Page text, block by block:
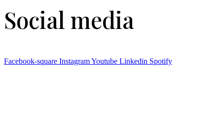
Social media
Facebook-square InstagramYoutube Linkedin Spotify